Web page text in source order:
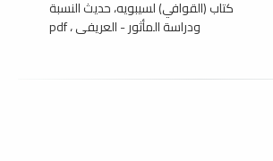
كتاب (القوافي) لسيبويه، حديث النسبة
ودراسة المأثور - العريفي ، pdf